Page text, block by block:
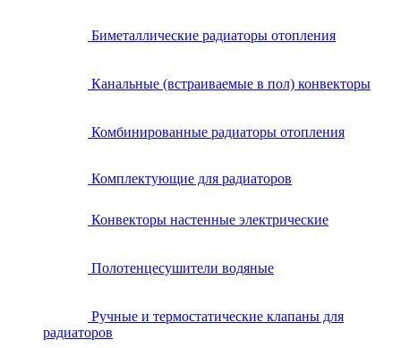
Биметаллические радиаторы отопления
Канальные (встраиваемые в пол) конвекторы
Комбинированные радиаторы отопления
Комплектующие для радиаторов
Конвекторы настенные электрические
Полотенцесушители водяные
Ручные и термостатические клапаны для
радиаторов